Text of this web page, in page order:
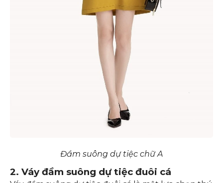
Đầm suông dự tiệc chữ A
2. Váy đầm suông dự tiệc đuôi cá